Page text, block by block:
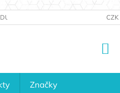
CZK
Značky